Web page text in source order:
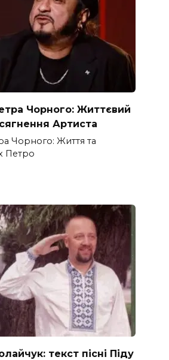
Чорного: Життєвий
Артиста
Чорного: Життя та
Петро
текст пісні Піду